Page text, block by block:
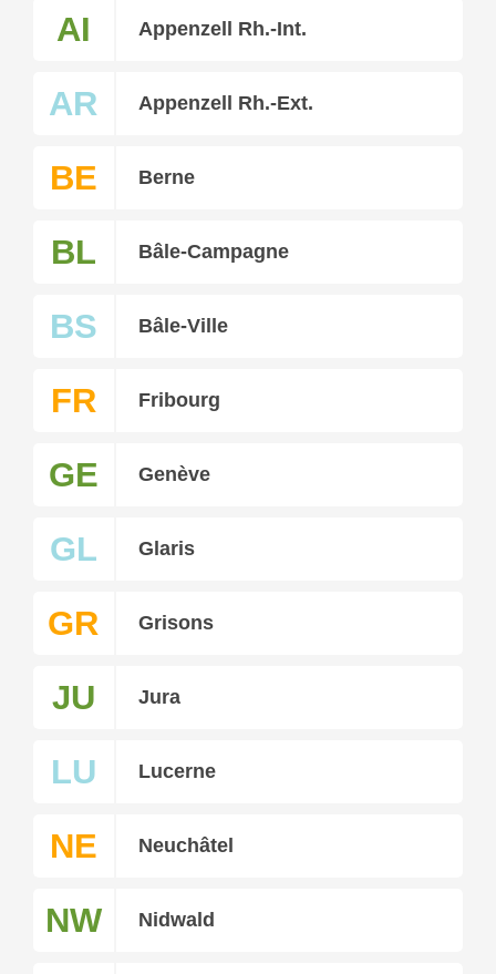
AI Appenzell Rh.-Int.
AR Appenzell Rh.-Ext.
BE Berne
BL Bâle-Campagne
BS Bâle-Ville
FR Fribourg
GE Genève
GL Glaris
GR Grisons
JU Jura
LU Lucerne
NE Neuchâtel
NW Nidwald